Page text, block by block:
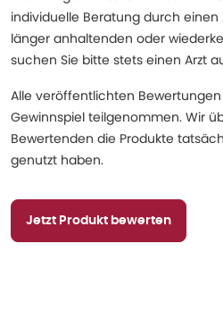
individuelle Beratung durch einen
länger anhaltenden oder
suchen Sie bitte stets einen Arzt
Alle veröffentlichten
Gewinnspiel teilgenommen. Wir
Bewertenden die Produkte
genutzt haben.
Jetzt Produkt bewerten